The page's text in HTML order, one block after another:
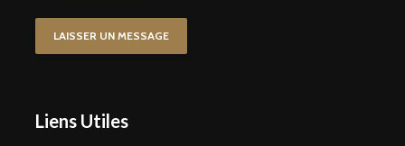
LAISSER UN MESSAGE
Liens Utiles